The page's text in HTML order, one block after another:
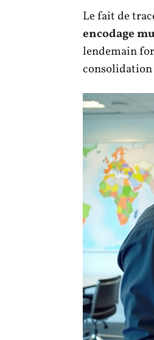
Le fait de
encodage
lendemain
consolidation